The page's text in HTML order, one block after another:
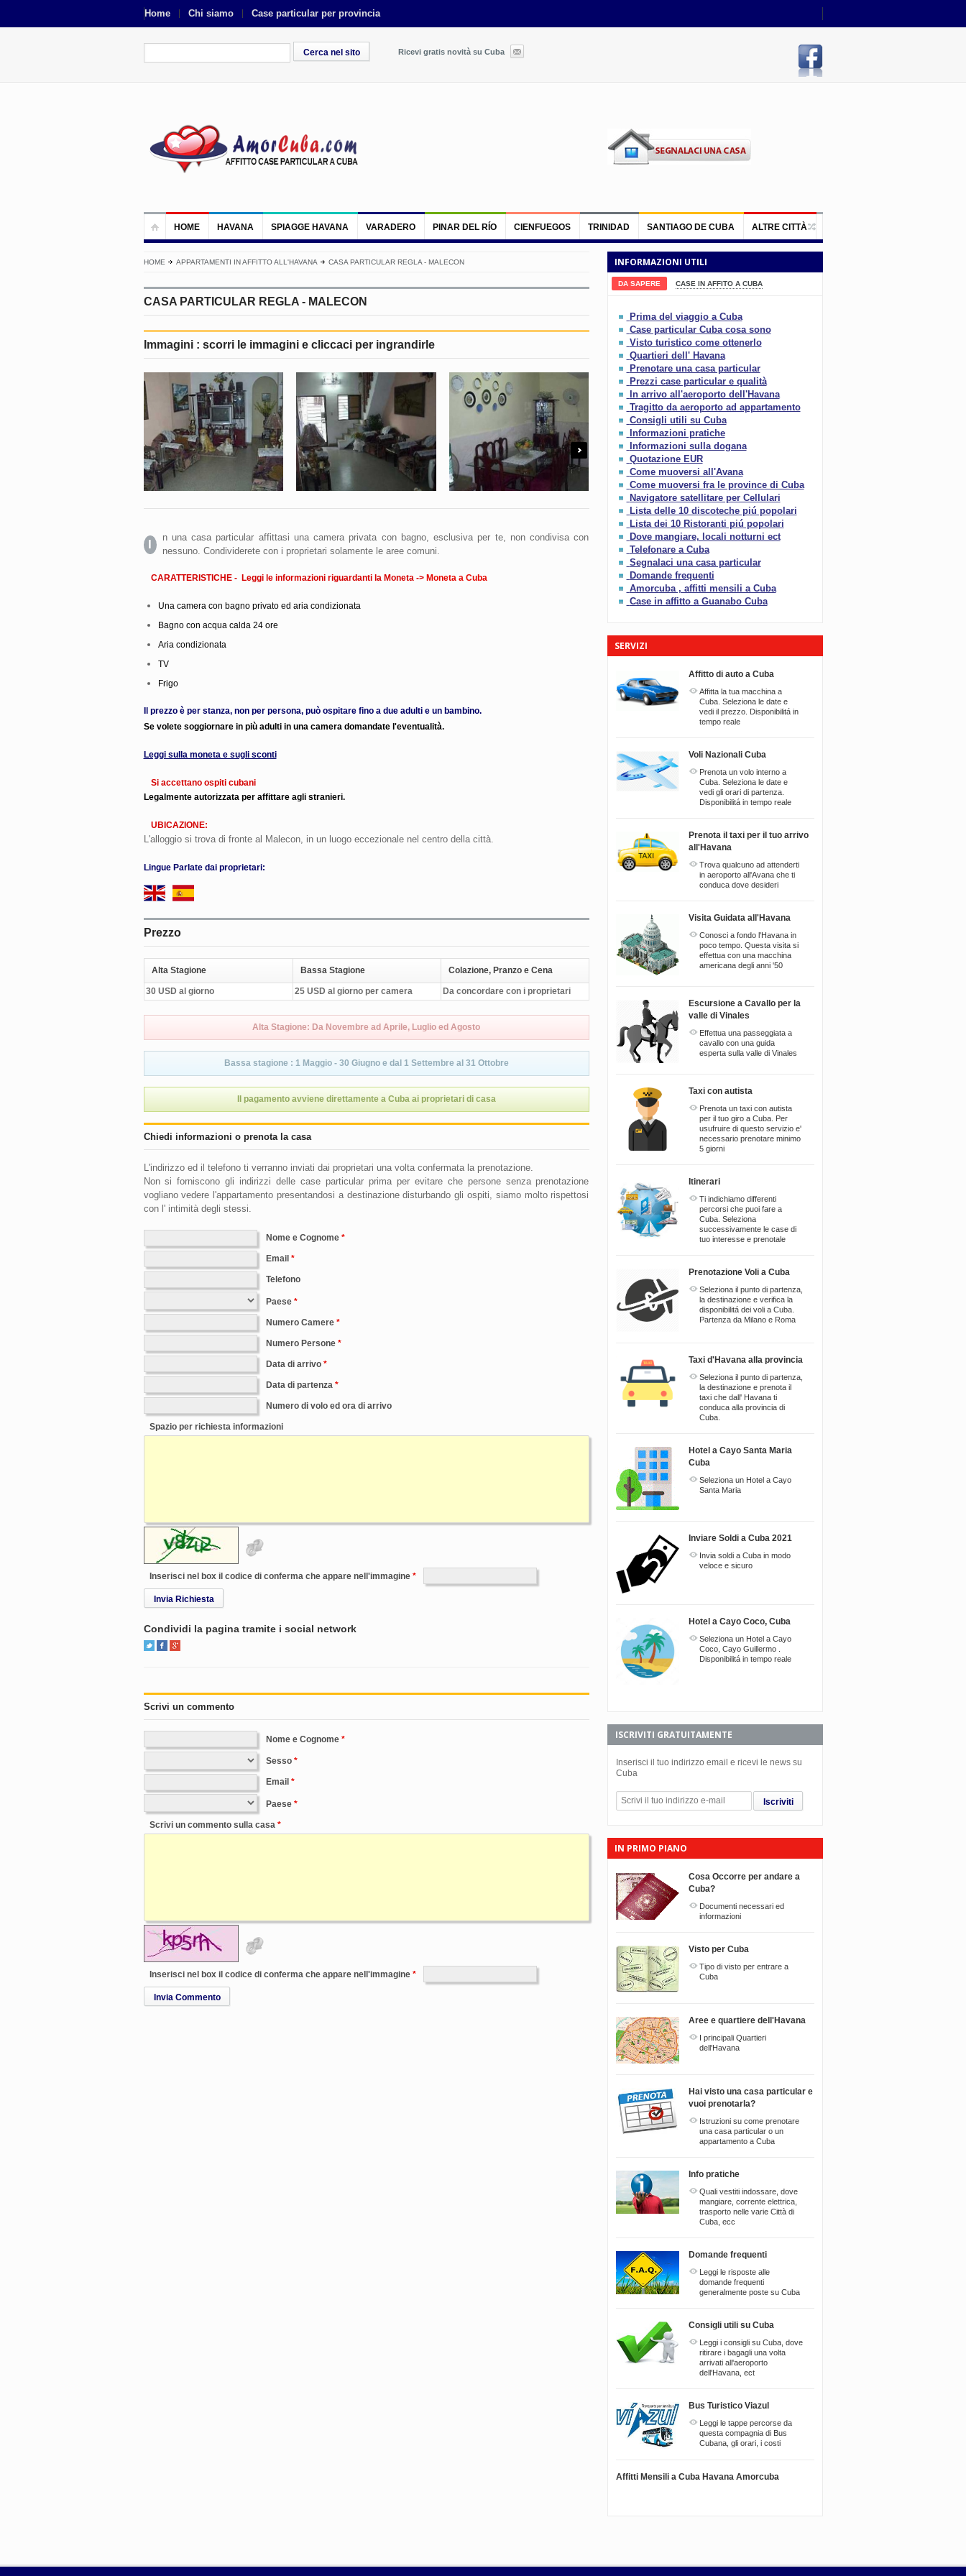
Home Chi siamo Case particular per provincia
Ricevi gratis novità su Cuba
HOME HAVANA SPIAGGE HAVANA VARADERO PINAR DEL RÍO CIENFUEGOS TRINIDAD SANTIAGO DE CUBA ALTRE CITTÀ
HOME APPARTAMENTI IN AFFITTO ALL'HAVANA CASA PARTICULAR REGLA - MALECON
CASA PARTICULAR REGLA - MALECON
Immagini : scorri le immagini e cliccaci per ingrandirle
n una casa particular affittasi una camera privata con bagno, esclusiva per te, non condivisa con
nessuno. Condividerete con i proprietari solamente le aree comuni.
CARATTERISTICHE - Leggi le informazioni riguardanti la Moneta -> Moneta a Cuba
Una camera con bagno privato ed aria condizionata
Bagno con acqua calda 24 ore
Aria condizionata
TV
Frigo
Il prezzo è per stanza, non per persona, può ospitare fino a due adulti e un bambino.
Se volete soggiornare in più adulti in una camera domandate l'eventualità.
Leggi sulla moneta e sugli sconti
Si accettano ospiti cubani
Legalmente autorizzata per affittare agli stranieri.
UBICAZIONE:
L'alloggio si trova di fronte al Malecon, in un luogo eccezionale nel centro della città.
Lingue Parlate dai proprietari:
Prezzo
Alta Stagione Bassa Stagione Colazione, Pranzo e Cena
30 USD al giorno 25 USD al giorno per camera Da concordare con i proprietari
Alta Stagione: Da Novembre ad Aprile, Luglio ed Agosto
Bassa stagione : 1 Maggio - 30 Giugno e dal 1 Settembre al 31 Ottobre
Il pagamento avviene direttamente a Cuba ai proprietari di casa
Chiedi informazioni o prenota la casa
L'indirizzo ed il telefono ti verranno inviati dai proprietari una volta confermata la prenotazione.
Non si forniscono gli indirizzi delle case particular prima per evitare che persone senza prenotazione
vogliano vedere l'appartamento presentandosi a destinazione disturbando gli ospiti, siamo molto rispettosi
con l' intimità degli stessi.
Nome e Cognome
Email
Telefono
Paese
Numero Camere
Numero Persone
Data di arrivo
Data di partenza
Numero di volo ed ora di arrivo
Spazio per richiesta informazioni
Inserisci nel box il codice di conferma che appare nell'immagine
Invia Richiesta
Condividi la pagina tramite i social network
Scrivi un commento
Nome e Cognome
Sesso
Email
Paese
Scrivi un commento sulla casa
Inserisci nel box il codice di conferma che appare nell'immagine
Invia Commento
INFORMAZIONI UTILI
DA SAPERE CASE IN AFFITO A CUBA
Prima del viaggio a Cuba
Case particular Cuba cosa sono
Visto turistico come ottenerlo
Quartieri dell' Havana
Prenotare una casa particular
Prezzi case particular e qualità
In arrivo all'aeroporto dell'Havana
Tragitto da aeroporto ad appartamento
Consigli utili su Cuba
Informazioni pratiche
Informazioni sulla dogana
Quotazione EUR
Come muoversi all'Avana
Come muoversi fra le province di Cuba
Navigatore satellitare per Cellulari
Lista delle 10 discoteche piú popolari
Lista dei 10 Ristoranti piú popolari
Dove mangiare, locali notturni ect
Telefonare a Cuba
Segnalaci una casa particular
Domande frequenti
Amorcuba , affitti mensili a Cuba
Case in affitto a Guanabo Cuba
SERVIZI
Affitto di auto a Cuba
Affitta la tua macchina a
Cuba. Seleziona le date e
vedi il prezzo. Disponibilitá in
tempo reale
Voli Nazionali Cuba
Prenota un volo interno a
Cuba. Seleziona le date e
vedi gli orari di partenza.
Disponibilitá in tempo reale
Prenota il taxi per il tuo arrivo
all'Havana
Trova qualcuno ad attenderti
in aeroporto all'Avana che ti
conduca dove desideri
Visita Guidata all'Havana
Conosci a fondo l'Havana in
poco tempo. Questa visita si
effettua con una macchina
americana degli anni '50
Escursione a Cavallo per la
valle di Vinales
Effettua una passeggiata a
cavallo con una guida
esperta sulla valle di Vinales
Taxi con autista
Prenota un taxi con autista
per il tuo giro a Cuba. Per
usufruire di questo servizio e'
necessario prenotare minimo
5 giorni
Itinerari
Ti indichiamo differenti
percorsi che puoi fare a
Cuba. Seleziona
successivamente le case di
tuo interesse e prenotale
Prenotazione Voli a Cuba
Seleziona il punto di partenza,
la destinazione e verifica la
disponibilitá dei voli a Cuba.
Partenza da Milano e Roma
Taxi d'Havana alla provincia
Seleziona il punto di partenza,
la destinazione e prenota il
taxi che dall' Havana ti
conduca alla provincia di
Cuba.
Hotel a Cayo Santa Maria
Cuba
Seleziona un Hotel a Cayo
Santa Maria
Inviare Soldi a Cuba 2021
Invia soldi a Cuba in modo
veloce e sicuro
Hotel a Cayo Coco, Cuba
Seleziona un Hotel a Cayo
Coco, Cayo Guillermo .
Disponibilitá in tempo reale
ISCRIVITI GRATUITAMENTE
Inserisci il tuo indirizzo email e ricevi le news su
Cuba
Iscriviti
IN PRIMO PIANO
Cosa Occorre per andare a
Cuba?
Documenti necessari ed
informazioni
Visto per Cuba
Tipo di visto per entrare a
Cuba
Aree e quartiere dell'Havana
I principali Quartieri
dell'Havana
Hai visto una casa particular e
vuoi prenotarla?
Istruzioni su come prenotare
una casa particular o un
appartamento a Cuba
Info pratiche
Quali vestiti indossare, dove
mangiare, corrente elettrica,
trasporto nelle varie Città di
Cuba, ecc
Domande frequenti
Leggi le risposte alle
domande frequenti
generalmente poste su Cuba
Consigli utili su Cuba
Leggi i consigli su Cuba, dove
ritirare i bagagli una volta
arrivati all'aeroporto
dell'Havana, ect
Bus Turistico Viazul
Leggi le tappe percorse da
questa compagnia di Bus
Cubana, gli orari, i costi
Affitti Mensili a Cuba Havana Amorcuba